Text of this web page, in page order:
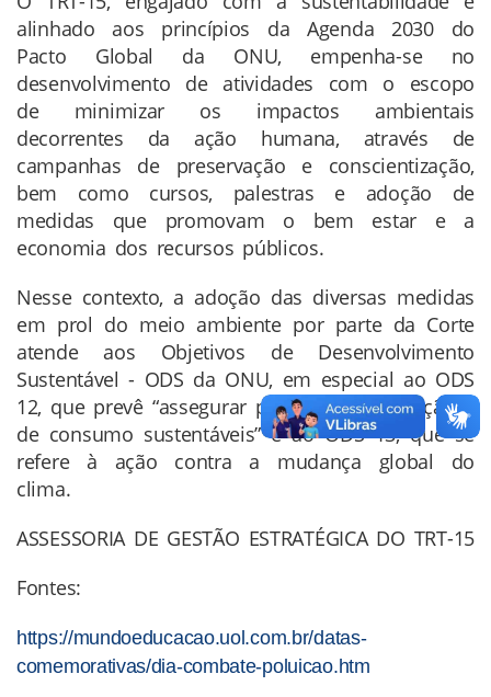
alinhado aos princípios da Agenda 2030 do
Pacto Global da ONU, empenha-se no
desenvolvimento de atividades com o escopo
de minimizar os impactos ambientais
decorrentes da ação humana, através de
campanhas de preservação e conscientização,
bem como cursos, palestras e adoção de
medidas que promovam o bem estar e a
economia dos recursos públicos.
Nesse contexto, a adoção das diversas medidas
em prol do meio ambiente por parte da Corte
atende aos Objetivos de Desenvolvimento
Sustentável - ODS da ONU, em especial ao ODS
12, que prevê “assegurar padrões de produção e
de consumo sustentáveis” e ao ODS 13, que se
refere à ação contra a mudança global do
clima.
ASSESSORIA DE GESTÃO ESTRATÉGICA DO TRT-15
Fontes:
https://mundoeducacao.uol.com.br/datas-
comemorativas/dia-combate-poluicao.htm